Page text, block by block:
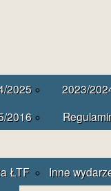
2025
2023/
2016
ŁTF
Inne